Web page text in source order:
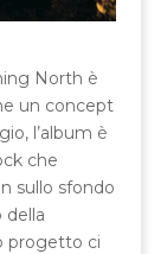
North è
un concept
l’album è
che
sullo sfondo
della
progetto ci